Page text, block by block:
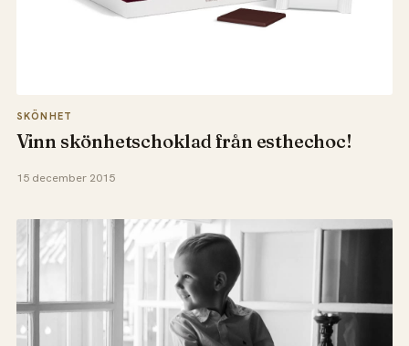
SKÖNHET
Vinn skönhetschoklad från esthechoc!
15 december 2015